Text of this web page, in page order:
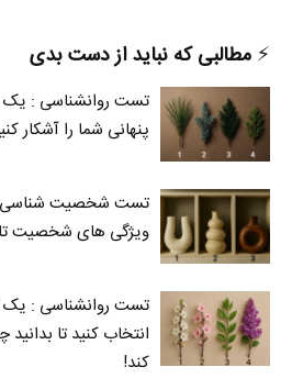
⚡️ مطالبی که نباید از دست بدی
تست روانشناسی : یک
پنهانی شما را آشکار
تست شخصیت شناسی :
ویژگی های شخصیت
تست روانشناسی : یک
انتخاب کنید تا
کند!